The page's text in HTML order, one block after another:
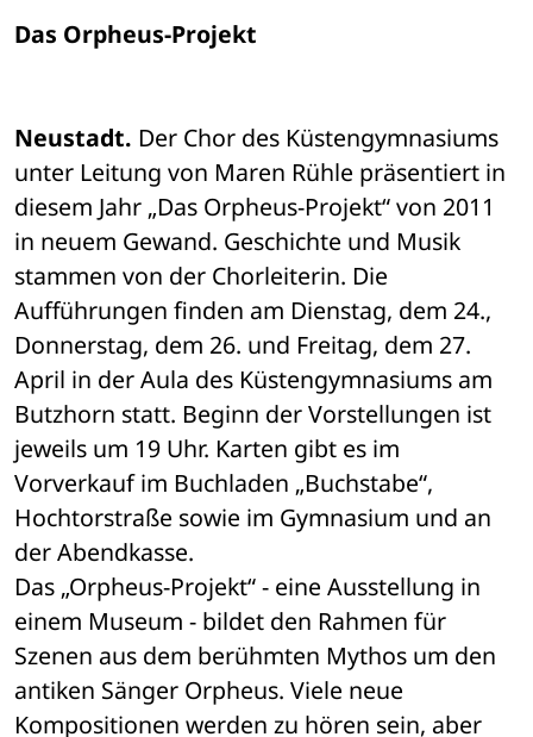
Das Orpheus-Projekt
Neustadt. Der Chor des Küstengymnasiums
unter Leitung von Maren Rühle präsentiert in
diesem Jahr „Das Orpheus-Projekt“ von 2011
in neuem Gewand. Geschichte und Musik
stammen von der Chorleiterin. Die
Aufführungen finden am Dienstag, dem 24.,
Donnerstag, dem 26. und Freitag, dem 27.
April in der Aula des Küstengymnasiums am
Butzhorn statt. Beginn der Vorstellungen ist
jeweils um 19 Uhr. Karten gibt es im
Vorverkauf im Buchladen „Buchstabe“,
Hochtorstraße sowie im Gymnasium und an
der Abendkasse.
Das „Orpheus-Projekt“ - eine Ausstellung in
einem Museum - bildet den Rahmen für
Szenen aus dem berühmten Mythos um den
antiken Sänger Orpheus. Viele neue
Kompositionen werden zu hören sein, aber